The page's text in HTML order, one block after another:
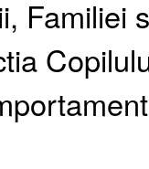
Familiei